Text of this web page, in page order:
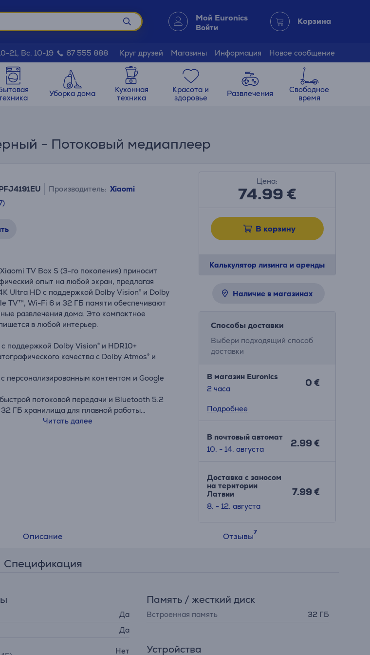
Мой Euronics
Войти
Корзина
21, Вс. 10-19 67 555 888 Круг друзей Магазины Информация Новое сообщение
Уборка дома
Кухонная
техника
Красота и
здоровье
Развлечения
Свободное
время
- Потоковый медиаплеер
Производитель: Xiaomi
TV Box S (3-го поколения) приносит
опыт на любой экран, предлагая
Ultra HD с поддержкой Dolby Vision® и Dolby
TV™, Wi-Fi 6 и 32 ГБ памяти обеспечивают
развлечения дома. Это компактное
в любой интерьер.
поддержкой Dolby Vision® и HDR10+
качества с Dolby Atmos® и
персонализированным контентом и Google
потоковой передачи и Bluetooth 5.2
32 ГБ хранилища для плавной работы
корпус и пульт с голосовым управлением 360°
Читать далее
Цена:
74.99€
В корзину
Калькулятор лизинга и аренды
Наличие в магазинах
Способы доставки
Выбери подходящий способ
доставки
В магазин Euronics
2 часa
0 €
Подробнее
В почтовый автомат
10. - 14. августа
2.99 €
Доставка с заносом
на територии
Латвии
8. - 12. августа
7.99 €
Описание Отзывы
Спецификация
Да
Да
Нет
Память / жесткий диск
Встроенная память 32 ГБ
Устройства